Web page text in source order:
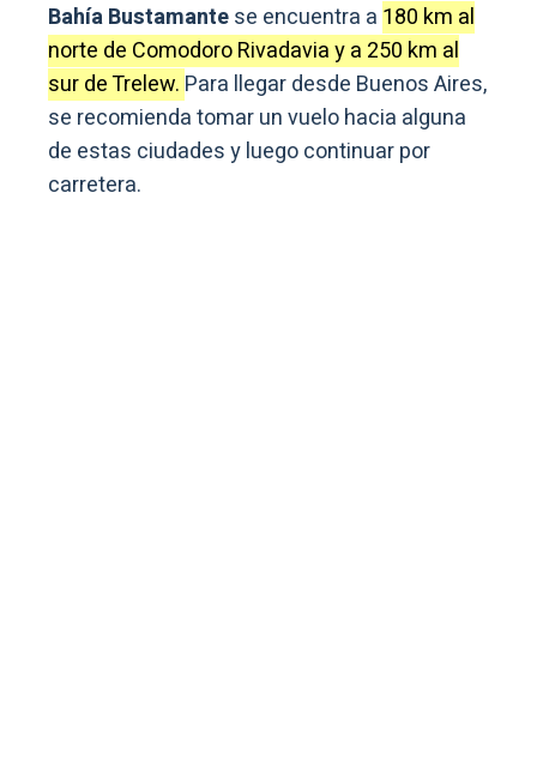
Bahía Bustamantese encuentra a 180 km al
norte de Comodoro Rivadavia y a 250 km al
sur de Trelew. Para llegar desde Buenos Aires,
se recomienda tomar un vuelo hacia alguna
de estas ciudades y luego continuar por
carretera.